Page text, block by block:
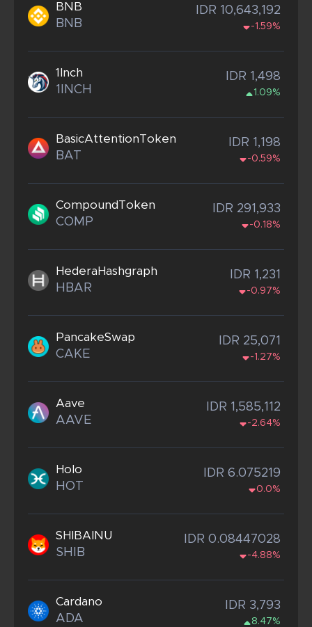
BNB
BNB
IDR 10,643,192
-1.59%
1Inch
1INCH
IDR 1,498
1.09%
BasicAttentionToken
BAT
IDR 1,198
-0.59%
CompoundToken
COMP
IDR 291,933
-0.18%
HederaHashgraph
HBAR
IDR 1,231
-0.97%
PancakeSwap
CAKE
IDR 25,071
-1.27%
Aave
AAVE
IDR 1,585,112
-2.64%
Holo
HOT
IDR 6.075219
0.0%
SHIBAINU
SHIB
IDR 0.08447028
-4.88%
Cardano
ADA
IDR 3,793
8.47%